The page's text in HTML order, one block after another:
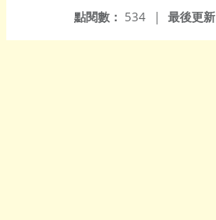
最後更新
點閱數： 534 |